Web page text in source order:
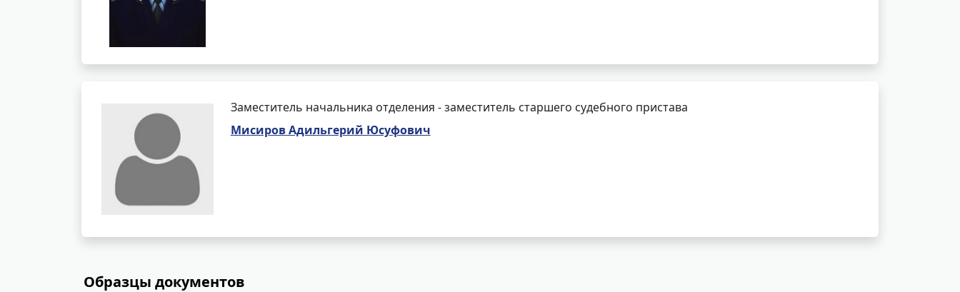
Заместитель начальника отделения - заместитель старшего судебного пристава
Мисиров Адильгерий Юсуфович
Образцы документов